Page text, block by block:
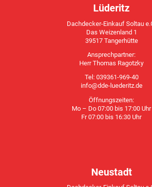
Lüderitz
Dachdecker-Einkauf Soltau
Das Weizenland 1
39517 Tangerhütte
Ansprechpartner:
Herr Thomas Ragotzky
Tel: 039361-969-40
info@dde-luederitz.de
Öffnungszeiten:
Mo – Do 07:00 bis 17:00 Uhr
Fr 07:00 bis 16:30 Uhr
Neustadt